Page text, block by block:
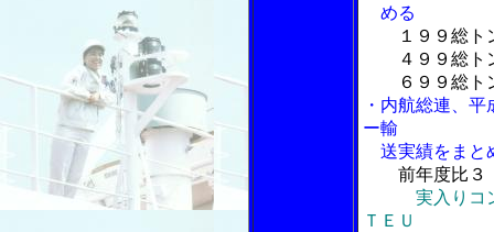
める
１９９総
４９９総トン
６９９総トン
・内航総連、
ー輸
送実績をまと
前年度比３
実入りコ
ＴＥＵ